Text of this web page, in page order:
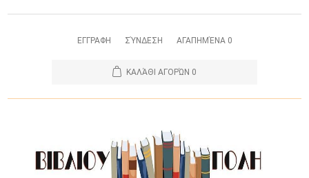
ΕΓΓΡΑΦΗ ΣΎΝΔΕΣΗ ΑΓΑΠΗΜΈΝΑ 0
ΚΑΛΆΘΙ ΑΓΟΡΏΝ 0